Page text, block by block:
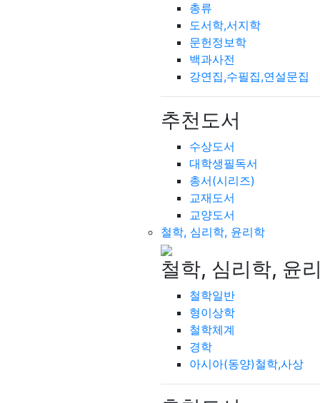
총류
도서학,서지학
문헌정보학
백과사전
강연집,수필집,연설문집
추천도서
수상도서
대학생필독서
총서(시리즈)
교재도서
교양도서
철학, 심리학, 윤리학
철학, 심리학, 윤
철학일반
형이상학
철학체계
경학
아시아(동양)철학,사상